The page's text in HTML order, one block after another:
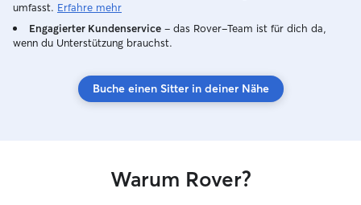
umfasst. Erfahre mehr
Engagierter Kundenservice – das Rover-Team ist für dich da,
wenn du Unterstützung brauchst.
Buche einen Sitter in deiner Nähe
Warum Rover?